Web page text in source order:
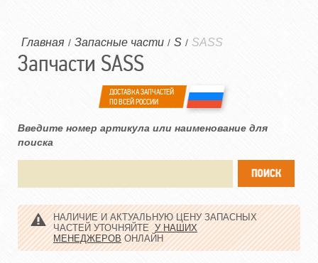
Главная / Запасные части / S / SASS
Запчасти SASS
ДОСТАВКА ЗАПЧАСТЕЙ
ПО ВСЕЙ РОССИИ
Введите номер артикула или наименование для
поиска
НАЛИЧИЕ И АКТУАЛЬНУЮ ЦЕНУ ЗАПАСНЫХ
ЧАСТЕЙ УТОЧНЯЙТЕУ НАШИХ
МЕНЕДЖЕРОВОНЛАЙН